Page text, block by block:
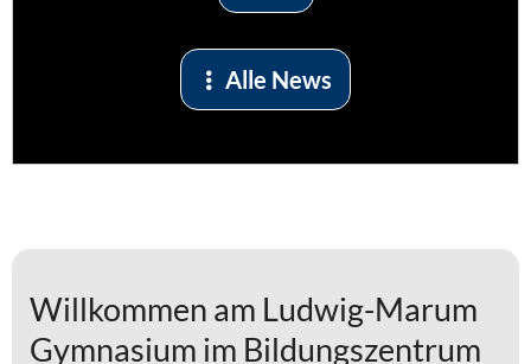
Alle News
Willkommen am Ludwig-Marum
Gymnasium im Bildungszentrum